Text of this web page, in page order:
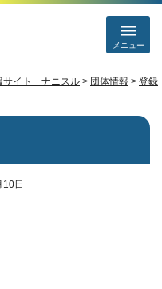
メニュー
サイト ナニスル > 団体情報 > 登録
日